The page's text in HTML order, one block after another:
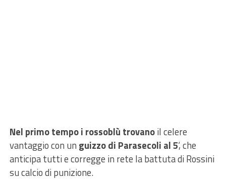
Nel primo tempo i rossoblù trovanoil celere
vantaggio con un guizzo di Parasecoli al 5‘, che
anticipa tutti e corregge in rete la battuta di Rossini
su calcio di punizione.